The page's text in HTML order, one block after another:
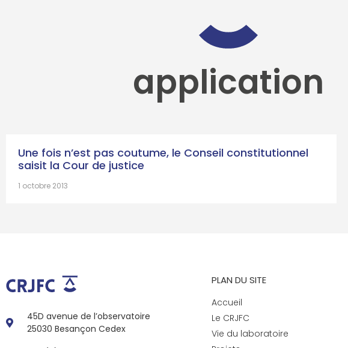
application
Une fois n’est pas coutume, le Conseil constitutionnel
saisit la Cour de justice
1 octobre 2013
45D avenue de l’observatoire
25030 Besançon Cedex
PLAN DU SITE
Accueil
Le CRJFC
Vie du laboratoire